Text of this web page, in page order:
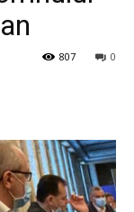
0
807